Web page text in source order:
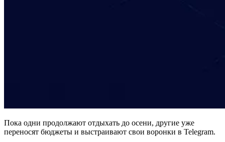
Пока одни продолжают отдыхать до осени, другие уже
переносят бюджеты и выстраивают свои воронки в Telegram.